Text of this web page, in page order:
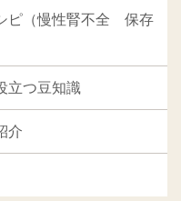
ピ（慢性腎不全 保存
立つ豆知識
介